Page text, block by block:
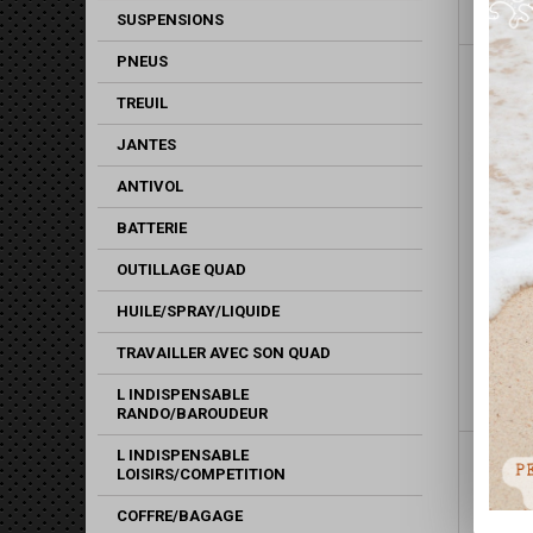
SUSPENSIONS
PNEUS
TREUIL
JANTES
ANTIVOL
BATTERIE
OUTILLAGE QUAD
HUILE/SPRAY/LIQUIDE
TRAVAILLER AVEC SON QUAD
L INDISPENSABLE
RANDO/BAROUDEUR
L INDISPENSABLE
LOISIRS/COMPETITION
COFFRE/BAGAGE